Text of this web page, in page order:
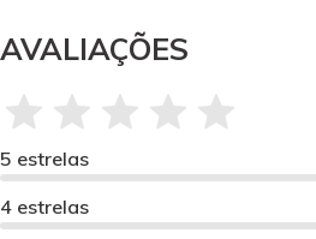
AVALIAÇÕES
5 estrelas
4 estrelas